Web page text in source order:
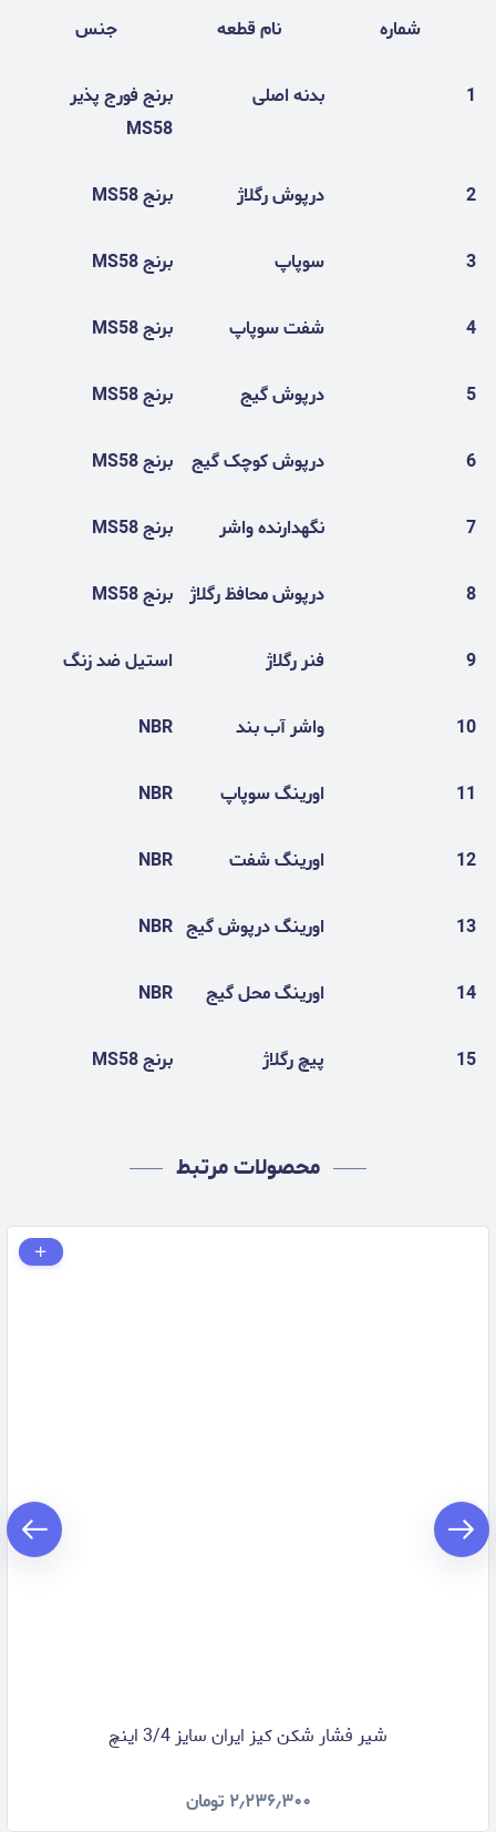
شماره نام قطعه جنس
1 بدنه اصلی
برنج فورج پذیر
MS58
2 درپوش رگلاژ برنج MS58
3 سوپاپ برنج MS58
4 شفت سوپاپ برنج MS58
5 درپوش گیج برنج MS58
6 درپوش کوچک گیج برنج MS58
7 نگهدارنده واشر برنج MS58
8 درپوش محافظ رگلاژ برنج MS58
9 فنر رگلاژ استیل ضد زنگ
10 واشر آب بند NBR
11 اورینگ سوپاپ NBR
12 اورینگ شفت NBR
13 اورینگ درپوش گیج NBR
14 اورینگ محل گیج NBR
15 پیچ رگلاژ برنج MS58
محصولات مرتبط
شیر فشار شکن کیز ایران سایز 3/4 اینچ
۲٫۲۳۶٫۳۰۰ تومان